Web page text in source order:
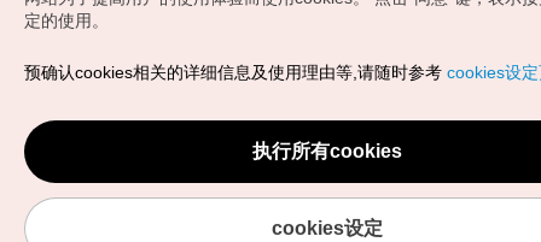
Copyrights (c) 韩国旅游发展局版权所有
chnsim@knto.or.kr
定的使用。
预确认cookies相关的详细信息及使用理由等,请随时参考 cookies设
执行所有cookies
cookies设定